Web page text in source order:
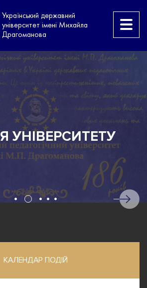
Український державний
університет імені Михайла
Драгоманова
УНІВЕРСИТЕТУ
КАЛЕНДАР ПОДІЙ